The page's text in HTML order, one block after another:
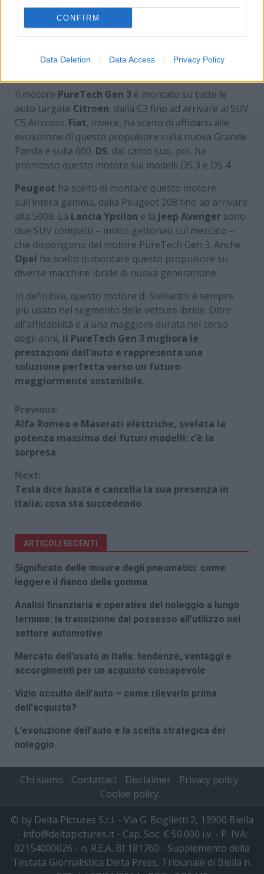
CONFIRM
Data Deletion Data Access Privacy Policy
Motore PureTech senza cinghia: ecco tutte le auto
Stellantis sulle quali è montato –
www.motorinews24.com
Il motore PureTech Gen 3 è montato su tutte le
auto targate Citroen, dalla C3 fino ad arrivare al SUV
C5 Aircross. Fiat, invece, ha scelto di affidarsi alle
evoluzione di questo propulsore sulla nuova Grande
Panda e sulla 600. DS, dal canto suo, poi, ha
promosso questo motore sui modelli DS 3 e DS 4
Peugeot ha scelto di montare questo motore
sull’intera gamma, dalla Peugeot 208 fino ad arrivare
alla 5008. La Lancia Ypsilon e la Jeep Avenger sono
due SUV compatti – molto gettonati sul mercato –
che dispongono del motore PureTech Gen 3. Anche
Opel ha scelto di montare questo propulsore su
diverse macchine ibride di nuova generazione.
In definitiva, questo motore di Stellantis è sempre
più usato nel segmento delle vetture ibride. Oltre
all’affidabilità e a una maggiore durata nel corso
degli anni, il PureTech Gen 3 migliora le
prestazioni dell’auto e rappresenta una
soluzione perfetta verso un futuro
maggiormente sostenibile.
Continue
Reading
Previous:
Alfa Romeo e Maserati elettriche, svelata la
potenza massima dei futuri modelli: c’è la
sorpresa
Next:
Tesla dice basta e cancella la sua presenza in
Italia: cosa sta succedendo
ARTICOLI RECENTI
Significato delle misure degli pneumatici: come
leggere il fianco della gomma
Analisi finanziaria e operativa del noleggio a lungo
termine: la transizione dal possesso all’utilizzo nel
settore automotive
Mercato dell’usato in Italia: tendenze, vantaggi e
accorgimenti per un acquisto consapevole
Vizio occulto dell’auto – come rilevarlo prima
dell’acquisto?
L’evoluzione dell’auto e la scelta strategica del
noleggio
Chi siamo Contattaci Disclaimer
Privacy policy
Cookie policy
© by Delta Pictures S.r.l. - Via G. Boglietti 2, 13900 Biella
- info@deltapictures.it - Cap. Soc. € 50.000 i.v. - P. IVA:
02154000026 - n. R.E.A. BI 181760 - Supplemento della
Testata Giornalistica Delta Press, Tribunale di Biella n.